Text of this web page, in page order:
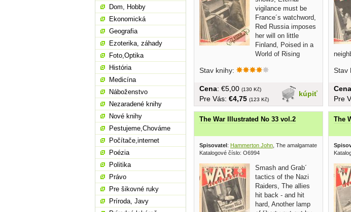
vigilance must be
France´s watchword,
Red Russia imposes
her will on little
Finland, Poised in a
World of Rising
Stav knihy:
kúpiť
Cena: €5,00 (130 Kč)
Pre Vás: €4,75 (123 Kč)
Stav
Cena
Pre
The War Illustrated No 33 vol.2
Spisovatel: Hammerton John , The amalgamated press 1940
Katalogové číslo: O6994
Smash and Grab´
tactics of the Nazi
Raiders, The allies
hit back - and hit
hard, Another lamp
The
Dom, Hobby
Ekonomická
Geografia
Ezoterika, záhady
Foto,Optika
História
Medicína
Náboženstvo
Nezaradené knihy
Nové knihy
Pestujeme,Chováme
Počítače,internet
Poézia
Politika
Právo
Pre šikovné ruky
Príroda, Javy